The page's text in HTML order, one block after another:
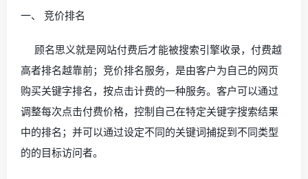
一、 竞价排名
顾名思义就是网站付费后才能被搜索引擎收录，付费越
高者排名越靠前；竞价排名服务，是由客户为自己的网页
购买关键字排名，按点击计费的一种服务。客户可以通过
调整每次点击付费价格，控制自己在特定关键字搜索结果
中的排名；并可以通过设定不同的关键词捕捉到不同类型
的的目标访问者。